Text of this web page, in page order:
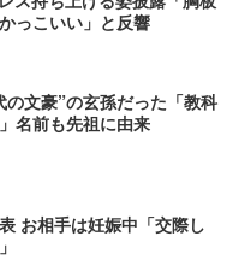
っこいい」と反響
の文豪”の玄孫だった「教科
名前も先祖に由来
お相手は妊娠中「交際し